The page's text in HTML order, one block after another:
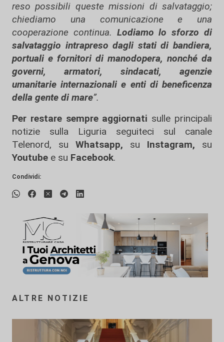
reso possibili queste missioni di salvataggio;
chiediamo una comunicazione e una
cooperazione continua. Lodiamo lo sforzo di
salvataggio intrapreso dagli stati di bandiera,
portuali e fornitori di manodopera, nonché da
governi, armatori, sindacati, agenzie
umanitarie internazionali e enti di beneficenza
della gente di mare”.
Per restare sempre aggiornati sulle principali
notizie sulla Liguria seguiteci sul canale
Telenord, su
Whatsapp, su Instagram, su
Youtube e su Facebook.
Condividi:
ALTRE NOTIZIE